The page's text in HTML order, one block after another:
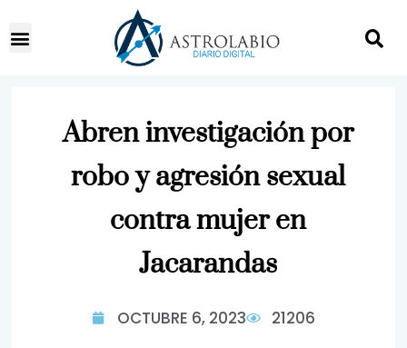
Abren investigación por
robo y agresión sexual
contra mujer en
Jacarandas
OCTUBRE 6, 2023 21206